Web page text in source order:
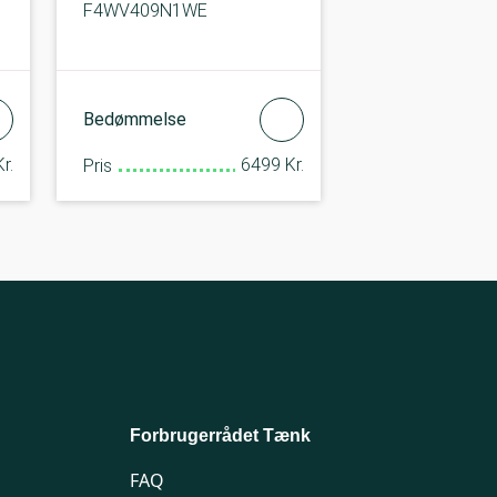
F4WV409N1WE
Bedømmelse
Pris 6499 Kr.
Forbrugerrådet Tænk
FAQ